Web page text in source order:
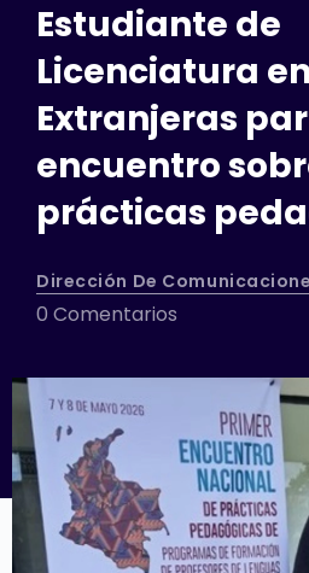
Estudiante de
Licenciatura
Extranjeras
encuentro
prácticas
Dirección De
0 Comentarios